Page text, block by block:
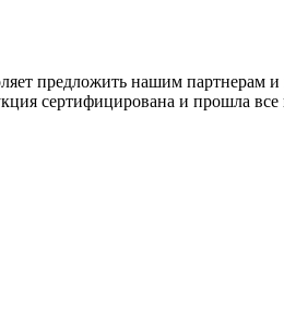
предложить нашим партнерам
сертифицирована и прошла